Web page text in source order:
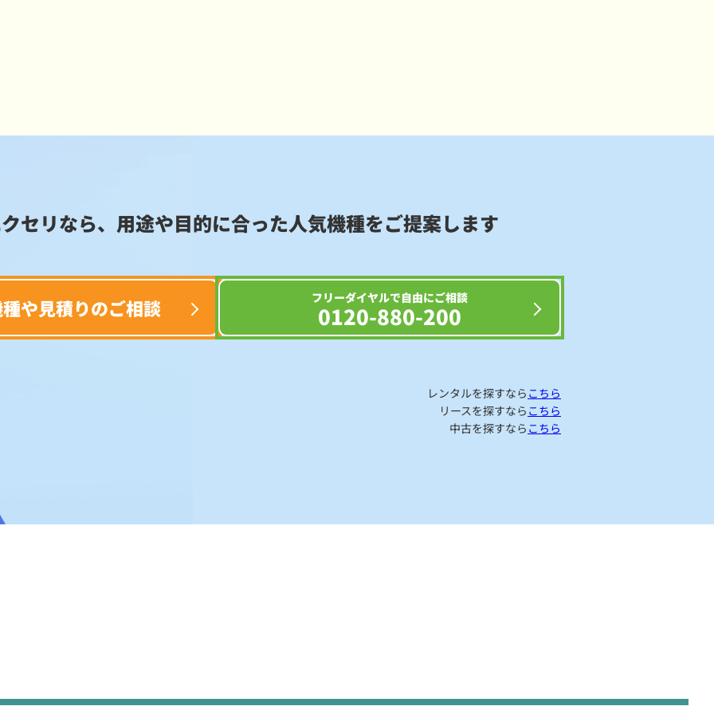
セリなら、用途や目的に合った人気機種をご提案します
や見積りのご相談 フリーダイヤルで自由にご相談
0120-880-200
レンタルを探すなら こちら
リースを探すなら こちら
中古を探すなら こちら